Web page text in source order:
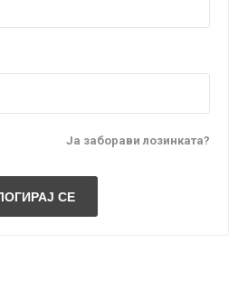
Ја заборави лозинката?